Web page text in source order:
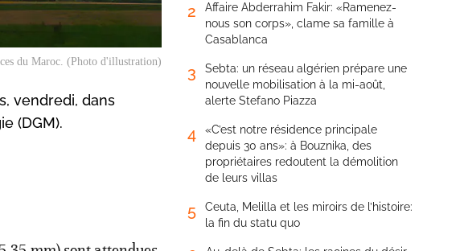
du Maroc. (Photo d'illustration)
vendredi, dans
(DGM).
2
Affaire Abderrahim Fakir: «Ramenez-
nous son corps», clame sa famille à
Casablanca
3
Sebta: un réseau algérien prépare une
nouvelle mobilisation à la mi-août,
alerte Stefano Piazza
4
«C’est notre résidence principale
depuis 30 ans»: à Bouznika, des
propriétaires redoutent la démolition
de leurs villas
5
Ceuta, Melilla et les miroirs de l’histoire:
la fin du statu quo